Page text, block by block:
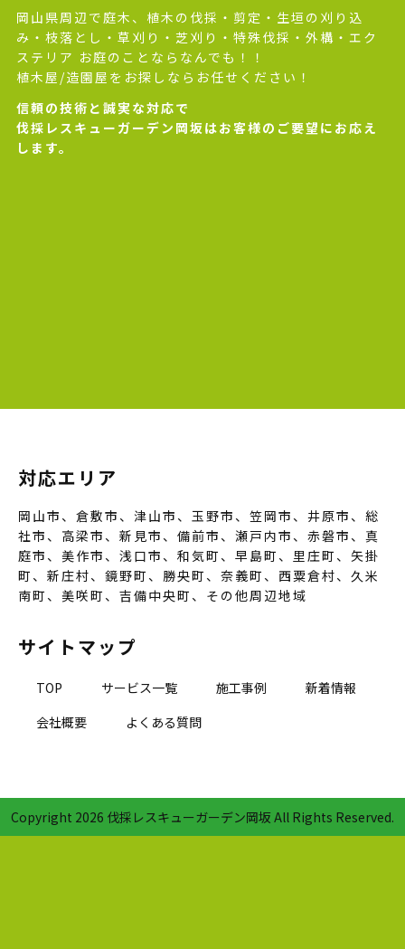
岡山県周辺で庭木、植木の伐採・剪定・生垣の刈り込
み・枝落とし・草刈り・芝刈り・特殊伐採・外構・エク
ステリア お庭のことならなんでも！！
植木屋/造園屋をお探しならお任せください！
信頼の技術と誠実な対応で
伐採レスキューガーデン岡坂はお客様のご要望にお応え
します。
対応エリア
岡山市、倉敷市、津山市、玉野市、笠岡市、井原市、総
社市、高梁市、新見市、備前市、瀬戸内市、赤磐市、真
庭市、美作市、浅口市、和気町、早島町、里庄町、矢掛
町、新庄村、鏡野町、勝央町、奈義町、西粟倉村、久米
南町、美咲町、吉備中央町、その他周辺地域
サイトマップ
TOP サービス一覧 施工事例
新着情報
会社概要
よくある質問
Copyright 2026 伐採レスキューガーデン岡坂 All Rights Reserved.